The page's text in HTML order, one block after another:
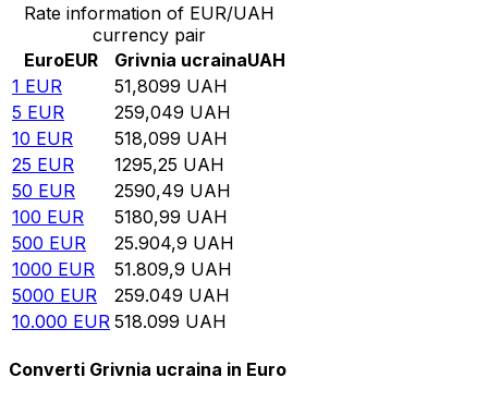
Rate information of EUR/UAH
currency pair
EuroEUR Grivnia ucrainaUAH
1 EUR 51,8099 UAH
5 EUR 259,049 UAH
10 EUR 518,099 UAH
25 EUR 1295,25 UAH
50 EUR 2590,49 UAH
100 EUR 5180,99 UAH
500 EUR 25.904,9 UAH
1000 EUR 51.809,9 UAH
5000 EUR 259.049 UAH
10.000 EUR 518.099 UAH
Converti Grivnia ucraina in Euro